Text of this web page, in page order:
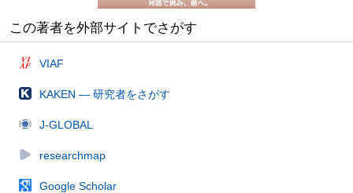
この著者を外部サイトでさがす
VIAF
KAKEN — 研究者をさがす
J-GLOBAL
researchmap
Google Scholar